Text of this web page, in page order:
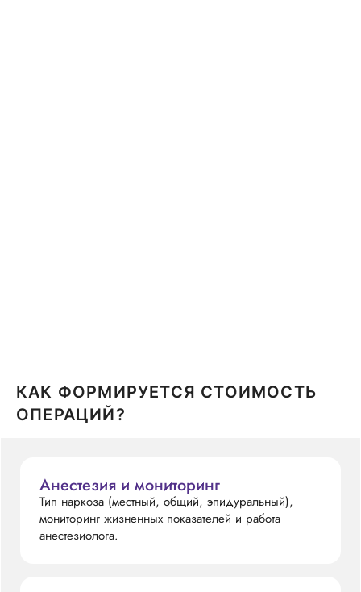
КАК ФОРМИРУЕТСЯ СТОИМОСТЬ
ОПЕРАЦИЙ?
Анестезия и мониторинг
Тип наркоза (местный, общий, эпидуральный),
мониторинг жизненных показателей и работа
анестезиолога.